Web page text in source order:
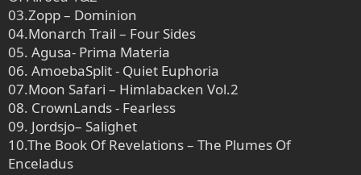
03.Zopp – Dominion
04.Monarch Trail – Four Sides
05. Agusa- Prima Materia
06. AmoebaSplit - Quiet Euphoria
07.Moon Safari – Himlabacken Vol.2
08. CrownLands - Fearless
09. Jordsjo– Salighet
10.The Book Of Revelations – The Plumes Of
Enceladus